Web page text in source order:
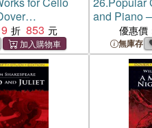
9 853
and Piano
優惠價
無庫存